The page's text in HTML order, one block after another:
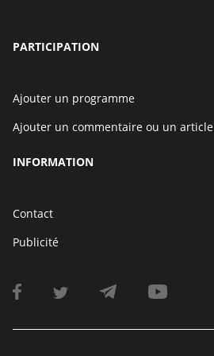
PARTICIPATION
Ajouter un programme
Ajouter un commentaire ou un article
INFORMATION
Contact
Publicité